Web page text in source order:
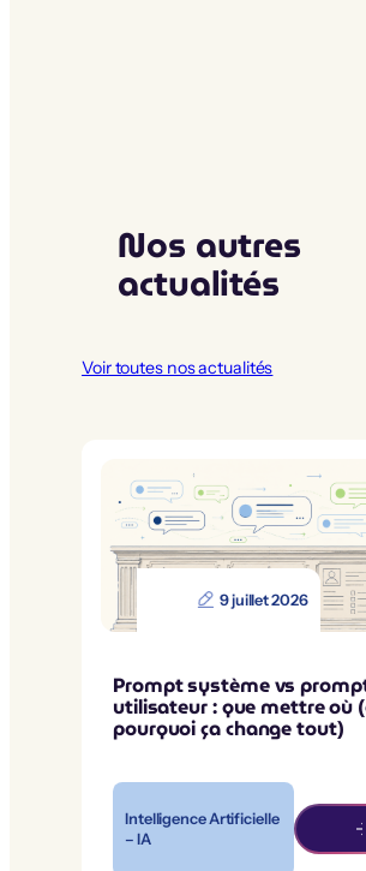
Nos autres
actualités
Voir toutes nos actualités
9 juillet 2026
Prompt système vs
utilisateur : que mettre où
pourquoi ça change tout)
Intelligence Artificielle
– IA